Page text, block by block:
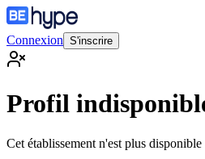
Connexion S'inscrire
Profil
Cet établissement n'est plus